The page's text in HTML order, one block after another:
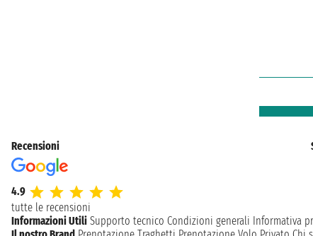
Recensioni
4.9
tutte le recensioni
Informazioni Utili Supporto tecnico Condizioni generali Informativa